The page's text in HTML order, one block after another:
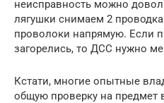
неисправность можно
лягушки снимаем 2
проволоки напрямую. Если
загорелись, то ДСС нужно
Кстати, многие опытные
общую проверку на